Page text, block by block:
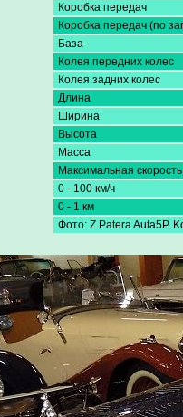
Коробка передач
Коробка передач (по
База
Колея передних колес
Колея задних колес
Длина
Ширина
Высота
Масса
Максимальная скорость
0 - 100 км/ч
0 - 1 км
Фото: Z.Patera Auta5P,